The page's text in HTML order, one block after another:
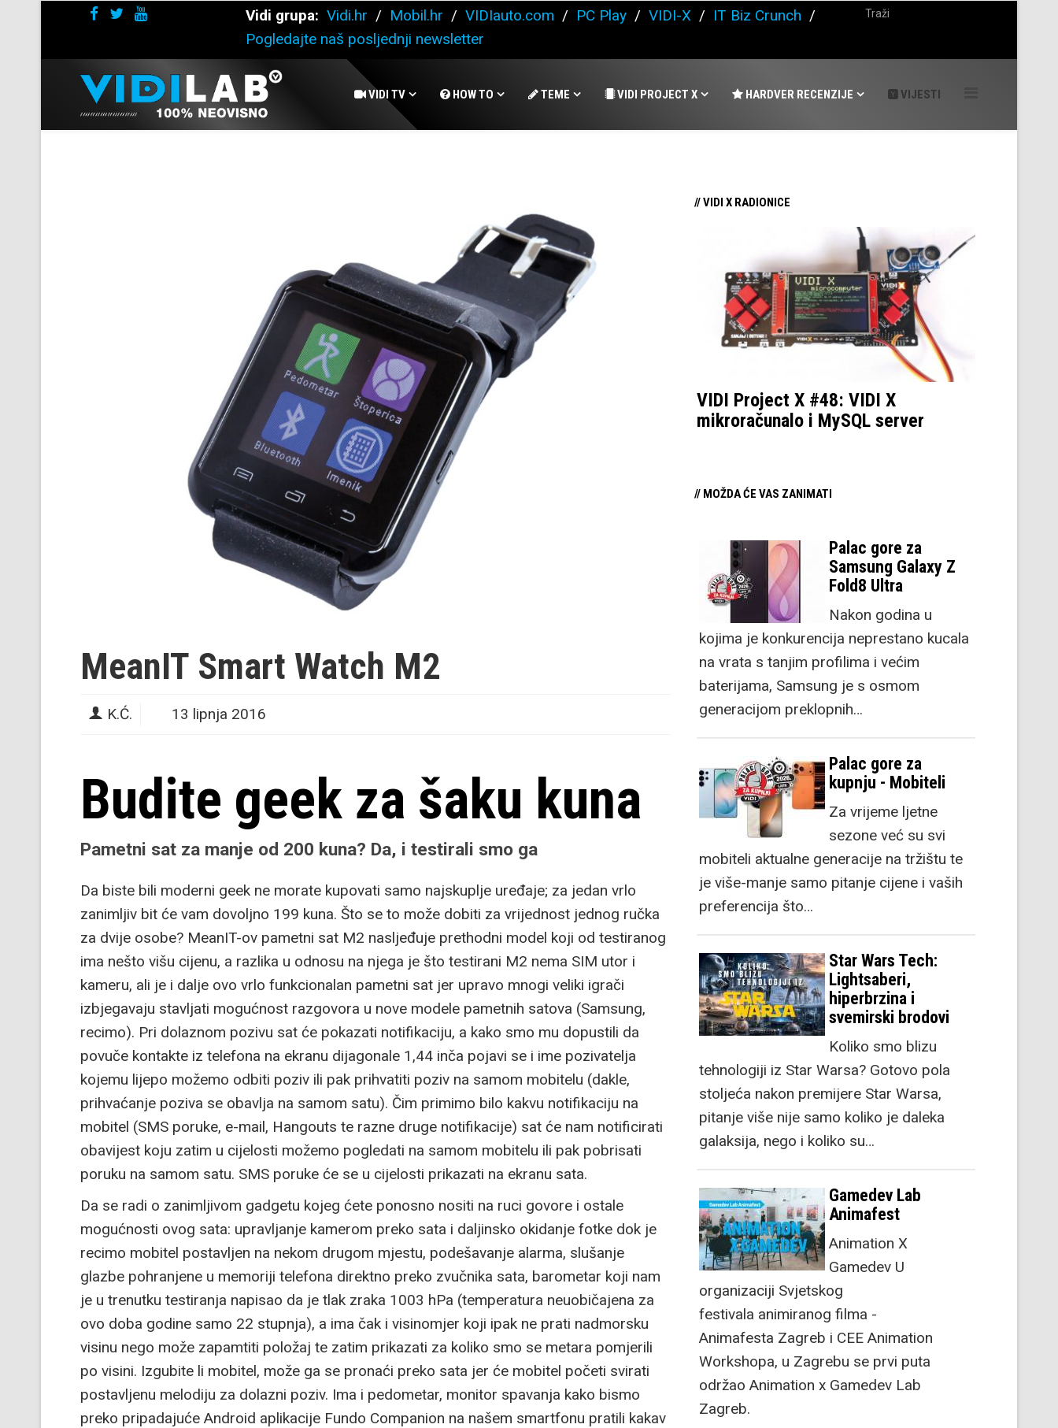
Vidi grupa: Vidi.hr / Mobil.hr / VIDIauto.com / PC Play / VIDI-X / IT Biz Crunch /
Pogledajte naš posljednji newsletter
VIDI TV HOW TO TEME VIDI PROJECT X HARDVER RECENZIJE VIJESTI
MeanIT Smart Watch M2
K.Ć. 13 lipnja 2016
Budite geek za šaku kuna
Pametni sat za manje od 200 kuna? Da, i testirali smo ga
Da biste bili moderni geek ne morate kupovati samo najskuplje uređaje; za jedan vrlo
zanimljiv bit će vam dovoljno 199 kuna. Što se to može dobiti za vrijednost jednog ručka
za dvije osobe? MeanIT-ov pametni sat M2 nasljeđuje prethodni model koji od testiranog
ima nešto višu cijenu, a razlika u odnosu na njega je što testirani M2 nema SIM utor i
kameru, ali je i dalje ovo vrlo funkcionalan pametni sat jer upravo mnogi veliki igrači
izbjegavaju stavljati mogućnost razgovora u nove modele pametnih satova (Samsung,
recimo). Pri dolaznom pozivu sat će pokazati notifikaciju, a kako smo mu dopustili da
povuče kontakte iz telefona na ekranu dijagonale 1,44 inča pojavi se i ime pozivatelja
kojemu lijepo možemo odbiti poziv ili pak prihvatiti poziv na samom mobitelu (dakle,
prihvaćanje poziva se obavlja na samom satu). Čim primimo bilo kakvu notifikaciju na
mobitel (SMS poruke, e-mail, Hangouts te razne druge notifikacije) sat će nam notificirati
obavijest koju zatim u cijelosti možemo pogledati na samom mobitelu ili pak pobrisati
poruku na samom satu. SMS poruke će se u cijelosti prikazati na ekranu sata.
Da se radi o zanimljivom gadgetu kojeg ćete ponosno nositi na ruci govore i ostale
mogućnosti ovog sata: upravljanje kamerom preko sata i daljinsko okidanje fotke dok je
recimo mobitel postavljen na nekom drugom mjestu, podešavanje alarma, slušanje
glazbe pohranjene u memoriji telefona direktno preko zvučnika sata, barometar koji nam
je u trenutku testiranja napisao da je tlak zraka 1003 hPa (temperatura neuobičajena za
ovo doba godine samo 22 stupnja), a ima čak i visinomjer koji ipak ne prati nadmorsku
visinu nego može zapamtiti položaj te zatim prikazati za koliko smo se metara pomjerili
po visini. Izgubite li mobitel, može ga se pronaći preko sata jer će mobitel početi svirati
postavljenu melodiju za dolazni poziv. Ima i pedometar, monitor spavanja kako bismo
preko pripadajuće Android aplikacije Fundo Companion na našem smartfonu pratili kakav
// VIDI X RADIONICE
VIDI Project X #48: VIDI X
mikroračunalo i MySQL server
// MOŽDA ĆE VAS ZANIMATI
Palac gore za
Samsung Galaxy Z
Fold8 Ultra
Nakon godina u
kojima je konkurencija neprestano kucala
na vrata s tanjim profilima i većim
baterijama, Samsung je s osmom
generacijom preklopnih…
Palac gore za
kupnju - Mobiteli
Za vrijeme ljetne
sezone već su svi
mobiteli aktualne generacije na tržištu te
je više-manje samo pitanje cijene i vaših
preferencija što…
Star Wars Tech:
Lightsaberi,
hiperbrzina i
svemirski brodovi
Koliko smo blizu
tehnologiji iz Star Warsa? Gotovo pola
stoljeća nakon premijere Star Warsa,
pitanje više nije samo koliko je daleka
galaksija, nego i koliko su…
Gamedev Lab
Animafest
Animation X
Gamedev U
organizaciji Svjetskog
festivala animiranog filma -
Animafesta Zagreb i CEE Animation
Workshopa, u Zagrebu se prvi puta
održao Animation x Gamedev Lab
Zagreb.